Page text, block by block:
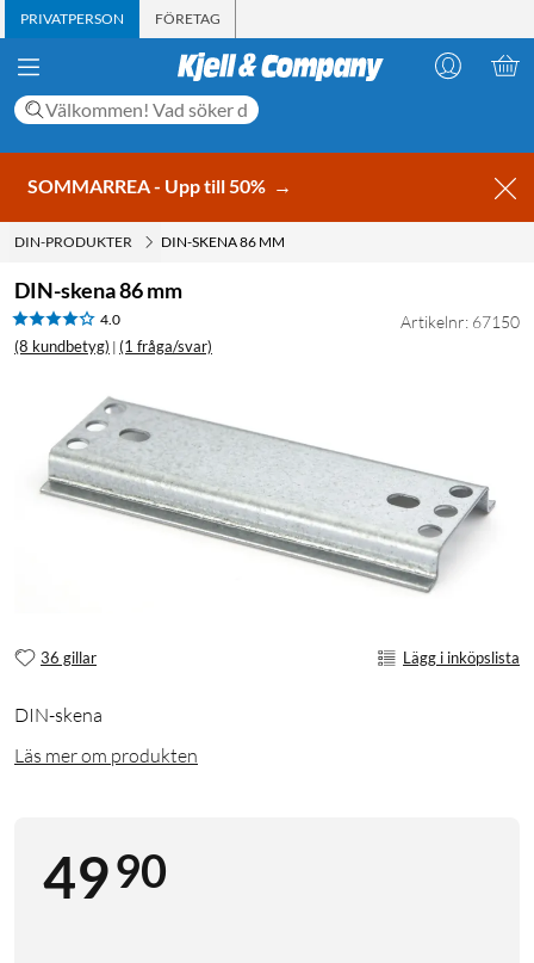
PRIVATPERSON FÖRETAG
SOMMARREA - Upp till 50% →
DIN-PRODUKTER DIN-SKENA 86 MM
DIN-skena 86 mm
4.0
(8 kundbetyg) | (1 fråga/svar)
Artikelnr: 67150
36 gillar Lägg i inköpslista
DIN-skena
Läs mer om produkten
4990